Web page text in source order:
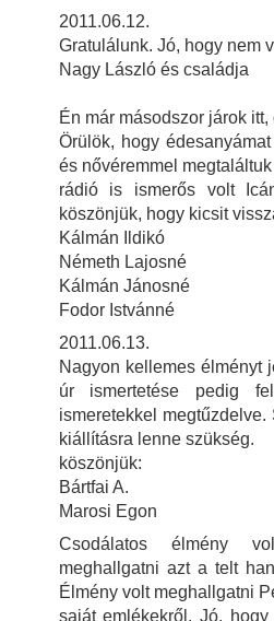
2011.06.12.
Gratulálunk. Jó, hogy nem
Nagy László és családja
Én már másodszor járok
Örülök, hogy
és nővéremmel
rádió is ismerős volt
köszönjük, hogy kicsit
Kálmán Ildikó
Németh Lajosné
Kálmán Jánosné
Fodor Istvánné
2011.06.13.
Nagyon kellemes élményt
úr ismertetése pedig
ismeretekkel
kiállításra lenne szükség.
köszönjük:
Bártfai A.
Marosi Egon
Csodálatos élmény
meghallgatni azt a telt
Élmény volt meghallgatni
saját emlékekről. Jó,